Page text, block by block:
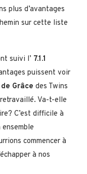
plus d’avantages
sur cette liste
suivi l’ 7.1.1
puissent voir
Grâce des Twins
Va-t-elle
C’est difficile à
commencer à
à nos